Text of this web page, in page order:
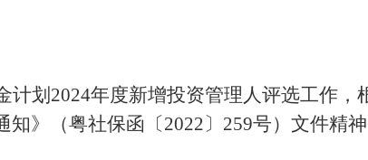
计划 2024年度新增投资管理人评选工作，
知》（粤社保函〔2022〕 259号）文件精